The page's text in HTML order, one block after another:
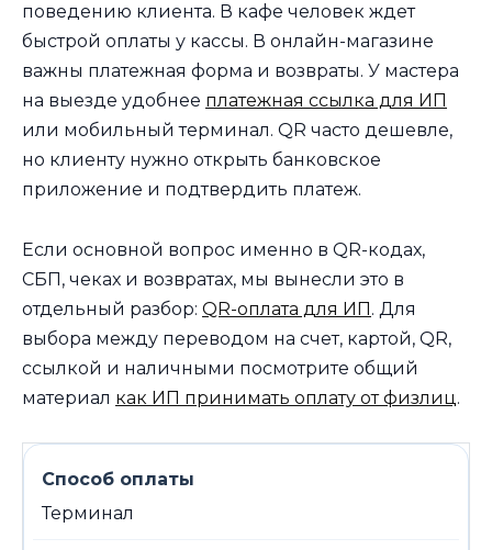
поведению клиента. В кафе человек ждет
быстрой оплаты у кассы. В онлайн-магазине
важны платежная форма и возвраты. У мастера
на выезде удобнее платежная ссылка для ИП
или мобильный терминал. QR часто дешевле,
но клиенту нужно открыть банковское
приложение и подтвердить платеж.
Если основной вопрос именно в QR-кодах,
СБП, чеках и возвратах, мы вынесли это в
отдельный разбор: QR-оплата для ИП. Для
выбора между переводом на счет, картой, QR,
ссылкой и наличными посмотрите общий
материал как ИП принимать оплату от физлиц .
Терминал